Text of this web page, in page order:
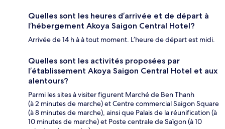
Quelles sont les heures d’arrivée et de départ à
l’hébergement Akoya Saigon Central Hotel?
Arrivée de 14 h à à tout moment. L’heure de départ est midi.
Quelles sont les activités proposées par
l’établissement Akoya Saigon Central Hotel et aux
alentours?
Parmi les sites à visiter figurent Marché de Ben Thanh
(à 2 minutes de marche) et Centre commercial Saigon Square
(à 8 minutes de marche), ainsi que Palais de la réunification (à
10 minutes de marche) et Poste centrale de Saïgon (à 10